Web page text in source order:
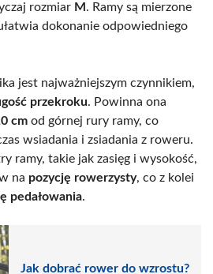
rozmiar M . Ramy są mierzone
dokonanie odpowiedniego
jest najważniejszym czynnikiem,
przekroku. Powinna ona
cm od górnej rury ramy, co
wsiadania i zsiadania z roweru.
ramy, takie jak zasięg i wysokość,
na pozycję rowerzysty, co z kolei
pedałowania.
Jak dobrać rower do wzrostu?